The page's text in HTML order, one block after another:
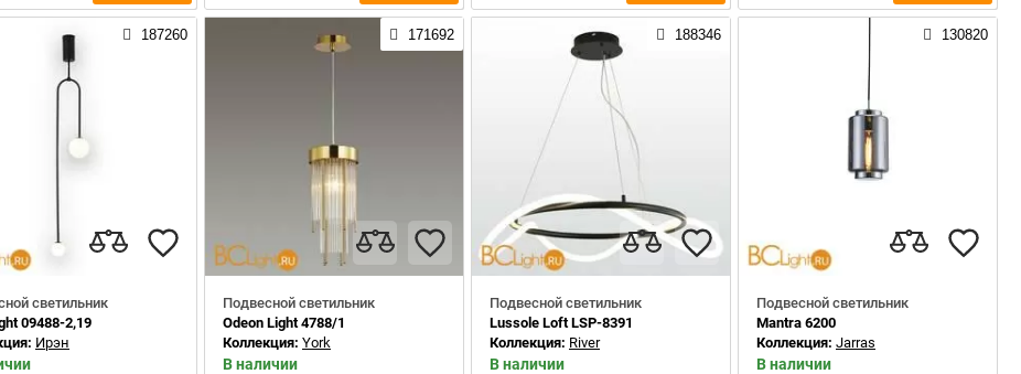
187260
светильник
09488-2,19
Ирэн
171692
Подвесной светильник
Odeon Light 4788/1
Коллекция: York
В наличии
188346
Подвесной светильник
Lussole Loft LSP-8391
Коллекция: River
В наличии
130820
Подвесной светильник
Mantra 6200
Коллекция: Jarras
В наличии